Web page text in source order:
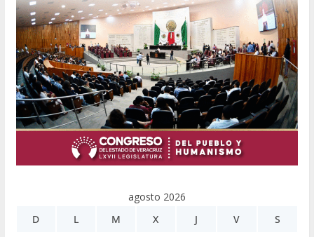
agosto 2026
D
L M X J V S